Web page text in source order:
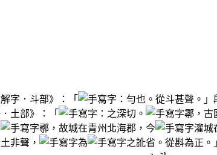
字．斗部》：「
：勻也。從斗甚聲。
土部》：「 ：之深切。
鄩，古
鄩，故城在青州北海郡，今
灌城
非聲， 為 之訛省。從斟為正。